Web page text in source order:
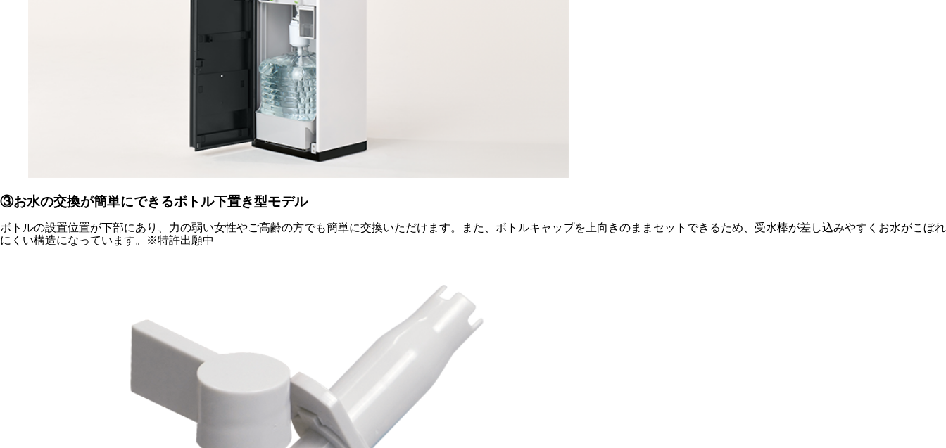
③お水の交換が簡単にできるボトル下置き型モデル
ボトルの設置位置が下部にあり、力の弱い女性やご高齢の方でも簡単に交換いただけます。また、ボトルキャップを上向きのままセットできるため、受水棒が差し込みやすくお水がこぼれ
にくい構造になっています。※特許出願中